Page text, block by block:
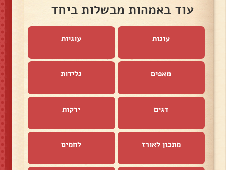
עוד באמהות מבשלות ביחד
עוגות עוגיות
מאפים גלידות
דגים ירקות
מתכון לאורז לחמים